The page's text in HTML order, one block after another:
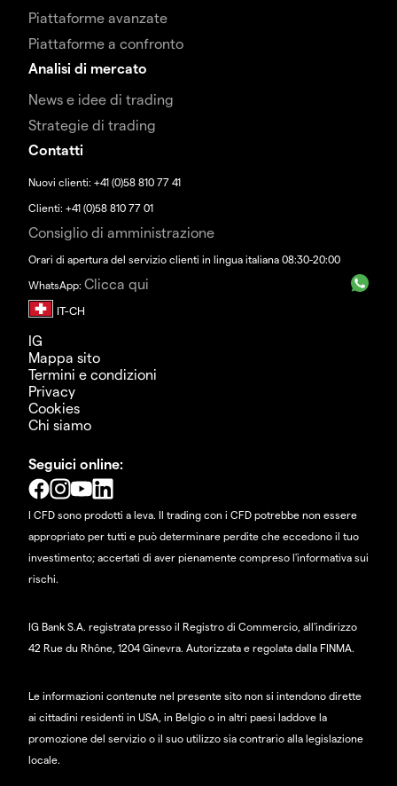
Piattaforme avanzate
Piattaforme a confronto
Analisi di mercato
News e idee di trading
Strategie di trading
Contatti
Nuovi clienti: +41 (0)58 810 77 41
Clienti: +41 (0)58 810 77 01
Consiglio di amministrazione
Orari di apertura del servizio clienti in lingua italiana 08:30-20:00
WhatsApp: Clicca qui
IG
Mappa sito
Termini e condizioni
Privacy
Cookies
Chi siamo
Seguici online:
I CFD sono prodotti a leva. Il trading con i CFD potrebbe non essere
appropriato per tutti e può determinare perdite che eccedono il tuo
investimento; accertati di aver pienamente compreso l'informativa sui
rischi.
IG Bank S.A. registrata presso il Registro di Commercio, all'indirizzo
42 Rue du Rhône, 1204 Ginevra. Autorizzata e regolata dalla FINMA.
Le informazioni contenute nel presente sito non si intendono dirette
ai cittadini residenti in USA, in Belgio o in altri paesi laddove la
promozione del servizio o il suo utilizzo sia contrario alla legislazione
locale.